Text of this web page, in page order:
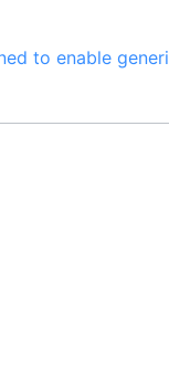
to enable